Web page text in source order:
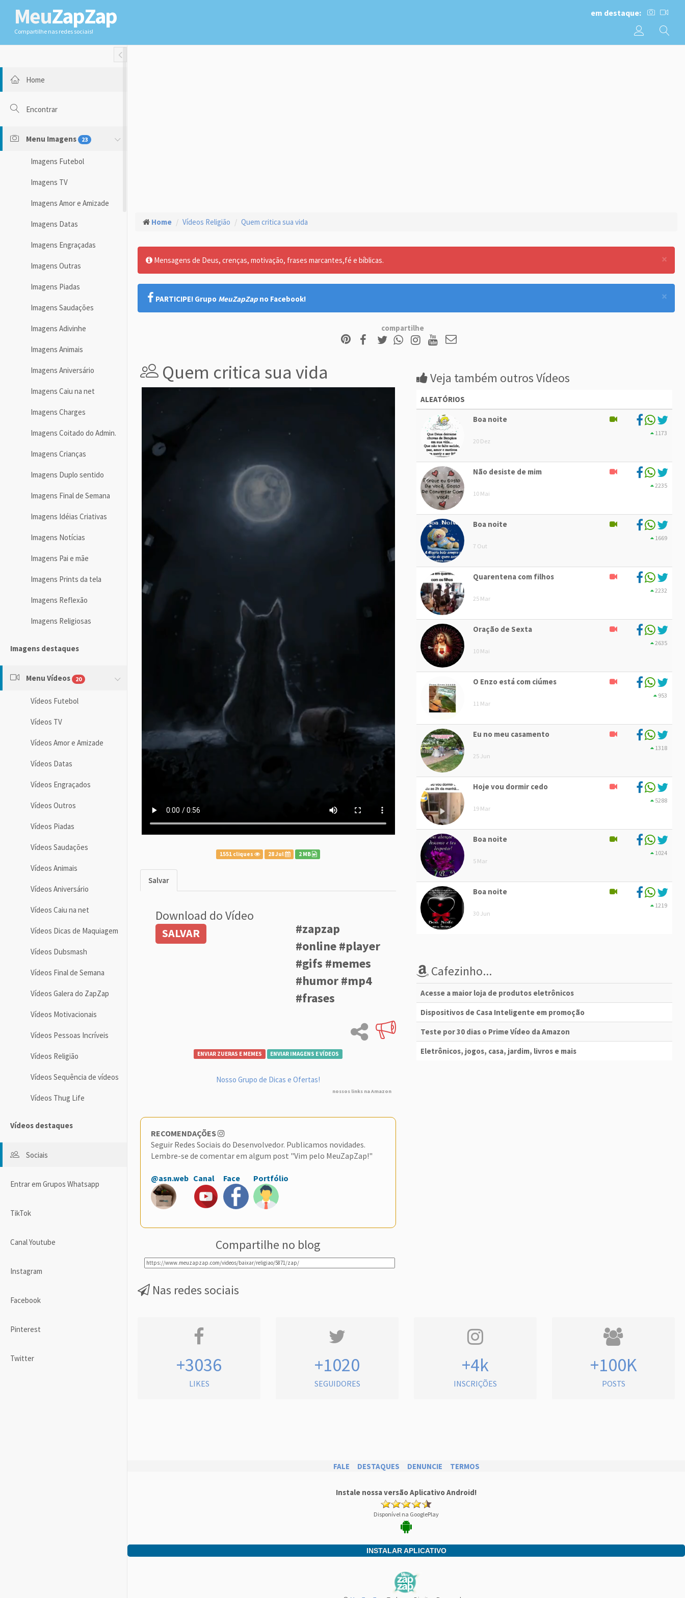
MeuZapZap
Compartilhe nas redes sociais!
em destaque:
Toggle Fullwidth
Home
Encontrar
Menu Imagens 23
Imagens Futebol
Imagens TV
Imagens Amor e Amizade
Imagens Datas
Imagens Engraçadas
Imagens Outras
Imagens Piadas
Imagens Saudações
Imagens Adivinhe
Imagens Animais
Imagens Aniversário
Imagens Caiu na net
Imagens Charges
Imagens Coitado do Admin.
Imagens Crianças
Imagens Duplo sentido
Imagens Final de Semana
Imagens Idéias Criativas
Imagens Notícias
Imagens Pai e mãe
Imagens Prints da tela
Imagens Reflexão
Imagens Religiosas
Imagens destaques
Menu Vídeos 20
Vídeos Futebol
Vídeos TV
Vídeos Amor e Amizade
Vídeos Datas
Vídeos Engraçados
Vídeos Outros
Vídeos Piadas
Vídeos Saudações
Vídeos Animais
Vídeos Aniversário
Vídeos Caiu na net
Vídeos Dicas de Maquiagem
Vídeos Dubsmash
Vídeos Final de Semana
Vídeos Galera do ZapZap
Vídeos Motivacionais
Vídeos Pessoas Incríveis
Vídeos Religião
Vídeos Sequência de vídeos
Vídeos Thug Life
Vídeos destaques
Sociais
Entrar em Grupos Whatsapp
TikTok
Canal Youtube
Instagram
Facebook
Pinterest
Twitter
Home Vídeos Religião Quem critica sua vida
×
Mensagens de Deus, crenças, motivação, frases marcantes,fé e bíblicas.
×
PARTICIPE! Grupo MeuZapZap no Facebook!
compartilhe
Quem critica sua vida
1551 cliques 28 Jul 2 MB
Salvar
Download do Vídeo
SALVAR
#zapzap
#online #player
#gifs #memes
#humor #mp4
#frases
ENVIAR ZUERAS E MEMES ENVIAR IMAGENS E VÍDEOS
Nosso Grupo de Dicas e Ofertas!
nossos links na Amazon
RECOMENDAÇÕES
Seguir Redes Sociais do Desenvolvedor. Publicamos novidades.
Lembre-se de comentar em algum post "Vim pelo MeuZapZap!"
@asn.web Canal Face Portfólio
Compartilhe no blog
Veja também outros Vídeos
ALEATÓRIOS
Boa noite
20 Dez
1173
Não desiste de mim
10 Mai
2235
Boa noite
7 Out
1669
Quarentena com filhos
25 Mar
2232
Oração de Sexta
10 Mai
2635
O Enzo está com ciúmes
11 Mar
953
Eu no meu casamento
25 Jun
1318
Hoje vou dormir cedo
19 Mar
5288
Boa noite
5 Mar
1024
Boa noite
30 Jun
1219
Cafezinho...
Acesse a maior loja de produtos eletrônicos
Dispositivos de Casa Inteligente em promoção
Teste por 30 dias o Prime Vídeo da Amazon
Eletrônicos, jogos, casa, jardim, livros e mais
Nas redes sociais
+3036
LIKES
+1020
SEGUIDORES
+4k
INSCRIÇÕES
+100K
POSTS
FALE DESTAQUES DENUNCIE TERMOS
Instale nossa versão Aplicativo Android!
Disponível na GooglePlay
INSTALAR APLICATIVO